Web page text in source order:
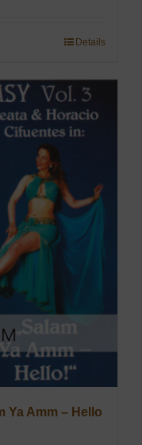
Details
Ya Amm – Hello